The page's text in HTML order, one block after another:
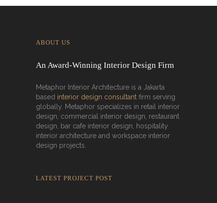
ABOUT US
An Award-Winning Interior Design Firm
Metaphor Interior Architecture is a Jakarta
based interior design consultant firm serving
globally. Metaphor specializes in retail interior
design, commercial interior design, restaurant
design, bar cafe interior design, hospitality
interior architecture and workspace interior
design projects.
LATEST PROJECT POST